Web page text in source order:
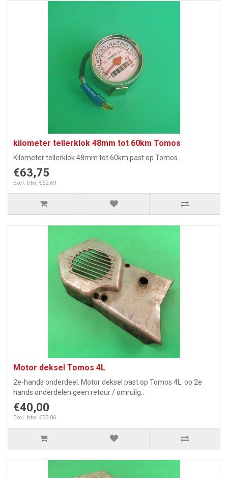
kilometer tellerklok 48mm tot 60km Tomos
Kilometer tellerklok 48mm tot 60km past op Tomos..
€63,75
Excl. btw: €52,69
Motor deksel Tomos 4L
2e-hands onderdeel. Motor deksel past op Tomos 4L. op 2e
hands onderdelen geen retour / omruilg..
€40,00
Excl. btw: €33,06